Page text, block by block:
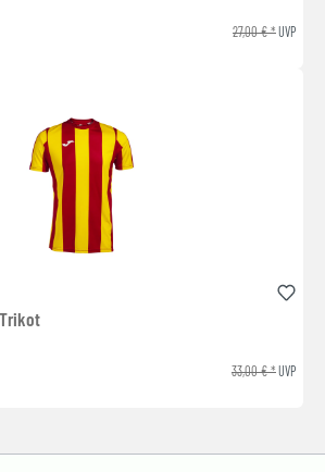
27,00 € *UVP
33,00 € *UVP